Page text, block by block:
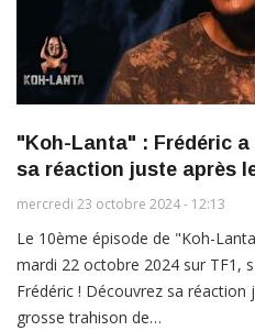
"Koh-Lanta" : Frédéric a
sa réaction juste après
mercredi 23 octobre 2024 - 12:13
Le 10ème épisode de "Koh-
mardi 22 octobre 2024 sur TF1,
Frédéric ! Découvrez sa
grosse trahison de…